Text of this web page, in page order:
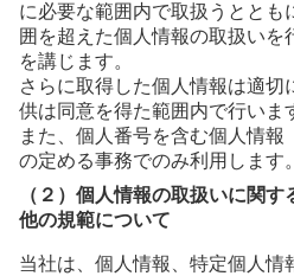
に必要な範囲内で取扱うととも
囲を超えた個人情報の取扱いを
を講じます。
さらに取得した個人情報は適切
供は同意を得た範囲内で行いま
また、個人番号を含む個人情
の定める事務でのみ利用します。
（２）個人情報の取扱いに関
他の規範について
当社は、個人情報、特定個人情